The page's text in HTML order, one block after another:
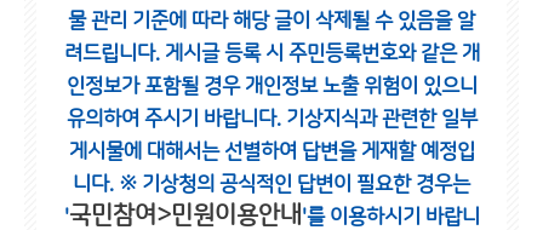
물 관리 기준에 따라 해당 글이 삭제될 수 있음을 알
려드립니다. 게시글 등록 시 주민등록번호와 같은 개
인정보가 포함될 경우 개인정보 노출 위험이 있으니
유의하여 주시기 바랍니다. 기상지식과 관련한 일부
게시물에 대해서는 선별하여 답변을 게재할 예정입
니다. ※ 기상청의 공식적인 답변이 필요한 경우는
'국민참여>민원이용안내 '를 이용하시기 바랍니